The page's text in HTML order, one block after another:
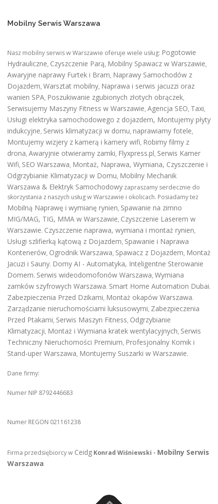
Mobilny Serwis Warszawa
Nasz mobilny serwis w Warszawie oferuje wiele usług: Pogotowie
Hydrauliczne, Czyszczenie Parą, Mobilny Spawacz w Warszawie,
Awaryjne naprawy Furtek i Bram, Naprawy Samochodów z
Dojazdem, Warsztat mobilny, Naprawa i serwis jacuzzi oraz
wanien SPA, Poszukiwanie zgubionych złotych obrączek,
Serwisujemy Maszyny Fitness w Warszawie, Agencja SEO, Taxi,
Usługi elektryka samochodowego z dojazdem, Montujemy płyty
indukcyjne, Serwis klimatyzacji w domu, naprawiamy fotele,
Montujemy wizjery z kamerą i kamery wifi, Robimy filmy z
drona, Awaryjnie otwieramy zamki, Flyxpress.pl, Serwis Kamer
Wifi, SEO Warszawa, Montaż, Naprawa, Wymiana, Czyszczenie i
Odgrzybianie Klimatyzacji w Domu, Mobilny Mechanik
Warszawa & Elektryk Samochodowy zapraszamy serdecznie do
skorzystania z naszych usług w Warszawie i okolicach. Posiadamy też
Mobilną Naprawę i wymianę rynien, Spawanie na zimno
MIG/MAG, TIG, MMA w Warszawie, Czyszczenie Laserem w
Warszawie. Czyszczenie naprawa, wymiana i montaż rynien,
Usługi szlifierką kątową z Dojazdem, Spawanie i Naprawa
Kontenerów, Ogrodnik Warszawa, Spawacz z Dojazdem, Montaż
Jacuzi i Sauny. Domy AI - Automatyka, Inteligentne Sterowanie
Domem. Serwis wideodomofonów Warszawa, Wymiana
zamków szyfrowych Warszawa. Smart Home Automation Dubai.
Zabezpieczenia Przed Dzikami, Montaż okapów Warszawa.
Zarządzanie nieruchomościami luksusowymi, Zabezpieczenia
Przed Ptakami, Serwis Maszyn Fitness, Odgrzybianie
Klimatyzacji, Montaż i Wymiana kratek wentylacyjnych, Serwis
Techniczny Nieruchomości Premium, Profesjonalny Komik i
Stand-uper Warszawa, Montujemy Suszarki w Warszawie.
Dane firmy:
Numer NIP 8792446683
Numer REGON 021161238
Firma przedsiębiorcy w Ceidg Konrad Wiśniewski - Mobilny Serwis
Warszawa